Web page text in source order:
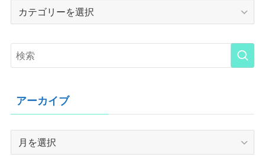
Category
アーカイブ